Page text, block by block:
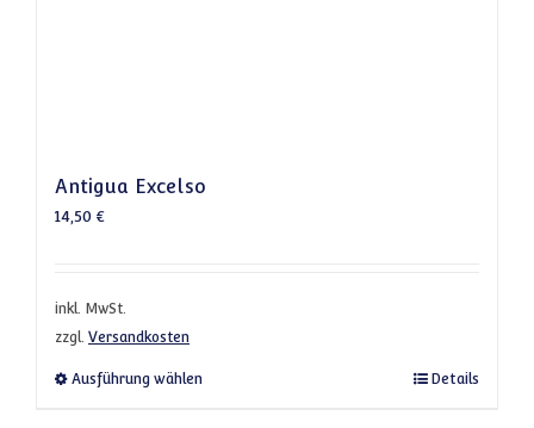
Antigua Excelso
14,50 €
inkl. MwSt.
zzgl. Versandkosten
Ausführung wählen Dieses Produkt weist mehrere Varianten
Details